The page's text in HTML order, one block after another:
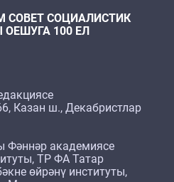
СОВЕТ СОЦИАЛИСТИК
100 ЕЛ
Казан ш., Декабристлар
Фәннәр академиясе
ТР ФА Татар
өйрәнү институты,